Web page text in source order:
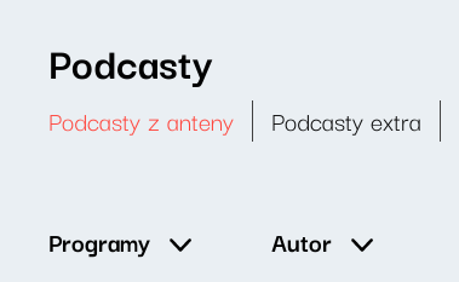
Podcasty
Podcasty z anteny Podcasty extra
Programy Autor